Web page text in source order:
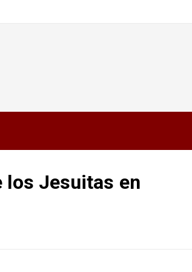
y
Jesuitas en